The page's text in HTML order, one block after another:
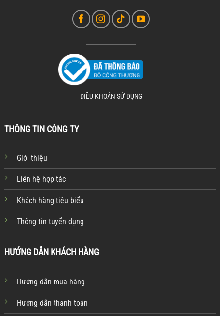
ĐIỀU KHOẢN SỬ DỤNG
THÔNG TIN CÔNG TY
Giới thiệu
Liên hệ hợp tác
Khách hàng tiêu biểu
Thông tin tuyển dụng
HƯỚNG DẪN KHÁCH HÀNG
Hướng dẫn mua hàng
Hướng dẫn thanh toán